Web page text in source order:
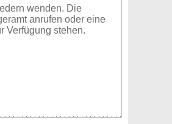
wenden. Die
anrufen oder eine
Verfügung stehen.